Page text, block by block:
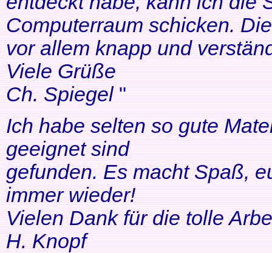
Computerraum schicken.
vor allem knapp und
Viele Grüße
Ch. Spiegel"
Ich habe selten so gute
geeignet sind
gefunden. Es macht Spaß,
immer wieder!
Vielen Dank für die tolle
H. Knopf